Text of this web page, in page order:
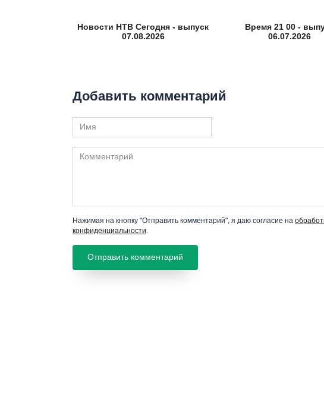
Новости НТВ Сегодня - выпуск
07.08.2026
Время 21 00 -
06.07.2026
Добавить комментарий
Имя
Комментарий
Нажимая на кнопку "Отправить комментарий", я даю согласие на
конфиденциальности